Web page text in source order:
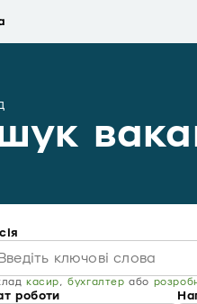
касир,бухгалтер або
роботи